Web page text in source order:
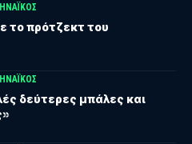
το πρότζεκτ του
δεύτερες μπάλες και